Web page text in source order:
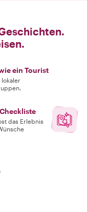
ein Tourist
das Erlebnis